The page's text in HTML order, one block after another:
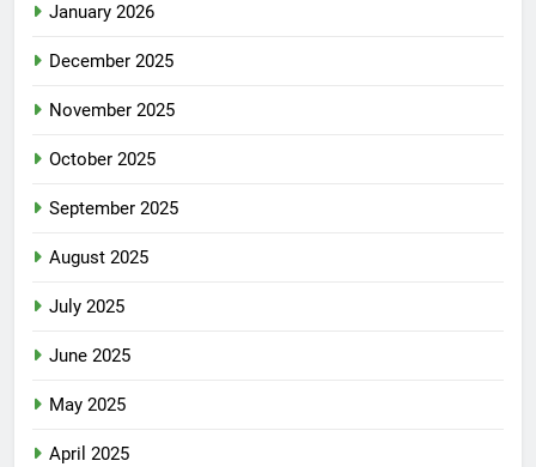
January 2026
December 2025
November 2025
October 2025
September 2025
August 2025
July 2025
June 2025
May 2025
April 2025